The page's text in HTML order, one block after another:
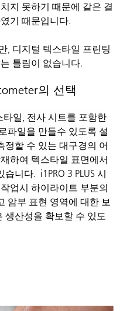
지 못하기 때문에 같은 결
기 때문입니다.
, 디지털 텍스타일 프린팅
틀림이 없습니다.
의 선택
타일, 전사 시트를 포함한
파일을 만들수 있도록 설
정할 수 있는 대구경의 어
하여 텍스타일 표면에서
습니다. i1PRO 3 PLUS 시
작업시 하이라이트 부분의
암부 표현 영역에 대한 보
생산성을 확보할 수 있도